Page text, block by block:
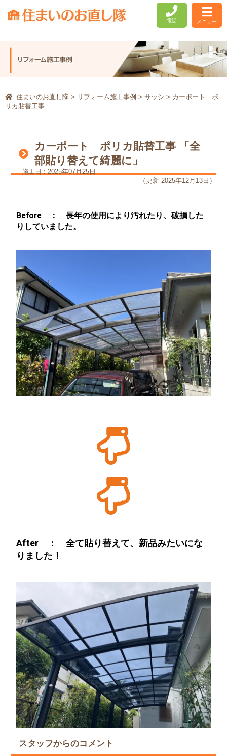
電話 メニュー
住まいのお直し隊> リフォーム施工事例 > サッシ > カーポート ポ
リカ貼替工事
カーポート ポリカ貼替工事 「全
部貼り替えて綺麗に」
施工日 : 2025年07月25日
（更新 2025年12月13日）
Before ： 長年の使用により汚れたり、破損した
りしていました。
After ： 全て貼り替えて、新品みたいにな
りました！
スタッフからのコメント